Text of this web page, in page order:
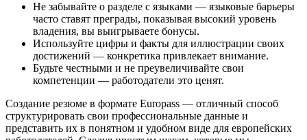
Не забывайте о разделе с языками — языковые барьеры
часто ставят преграды, показывая высокий уровень
владения, вы выигрываете бонусы.
Используйте цифры и факты для иллюстрации своих
достижений — конкретика привлекает внимание.
Будьте честными и не преувеличивайте свои
компетенции — работодатели это ценят.
Создание резюме в формате Europass — отличный способ
структурировать свои профессиональные данные и
представить их в понятном и удобном виде для европейских